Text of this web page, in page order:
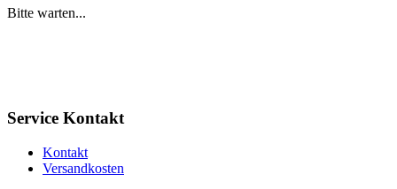
Bitte warten...
Service Kontakt
Kontakt
Versandkosten